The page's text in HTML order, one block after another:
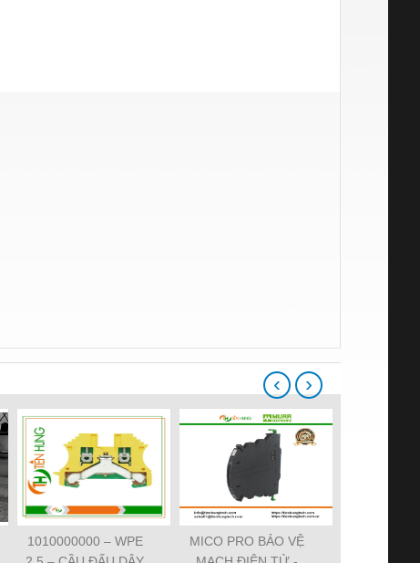
1010000000 – WPE
MICO PRO BẢO VỆ
‹ ›